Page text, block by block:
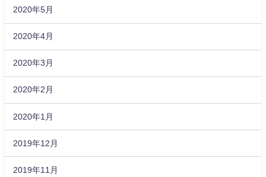
2020年5月
2020年4月
2020年3月
2020年2月
2020年1月
2019年12月
2019年11月